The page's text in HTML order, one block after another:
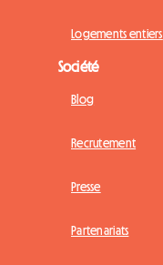
Logements entiers
Société
Blog
Recrutement
Presse
Partenariats